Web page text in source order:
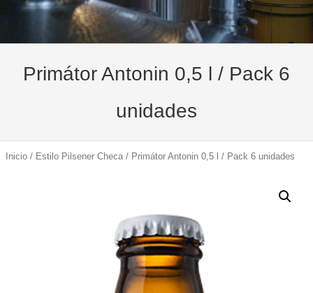
Primátor Antonin 0,5 l / Pack 6
unidades
Inicio / Estilo Pilsener Checa / Primátor Antonin 0,5 l / Pack 6 unidades